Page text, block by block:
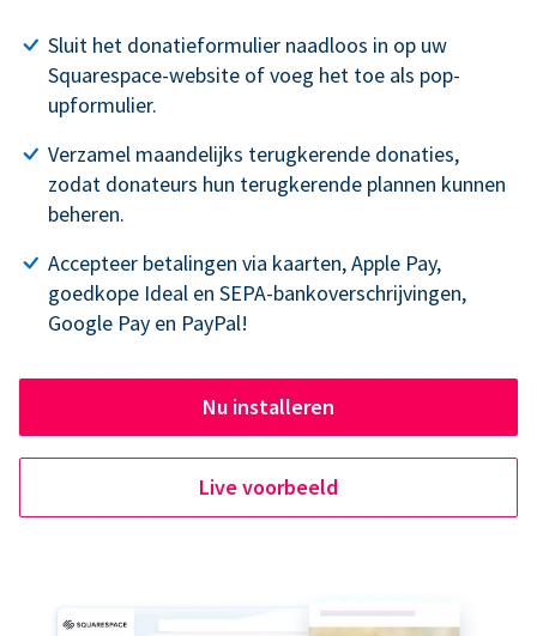
Sluit het donatieformulier naadloos in op uw
Squarespace-website of voeg het toe als pop-
upformulier.
Verzamel maandelijks terugkerende donaties,
zodat donateurs hun terugkerende plannen kunnen
beheren.
Accepteer betalingen via kaarten, Apple Pay,
goedkope Ideal en SEPA-bankoverschrijvingen,
Google Pay en PayPal!
Nu installeren
Live voorbeeld